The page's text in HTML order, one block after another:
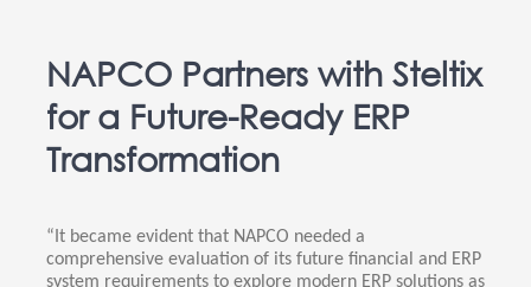
NAPCO Partners with Steltix
for a Future-Ready ERP
Transformation
“It became evident that NAPCO needed a
comprehensive evaluation of its future financial and ERP
system requirements to explore modern ERP solutions as